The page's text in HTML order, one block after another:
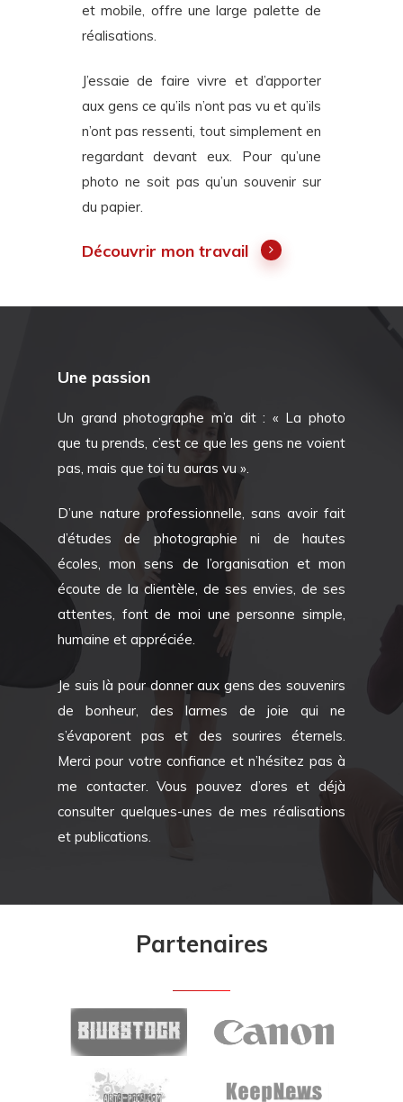
et mobile, offre une large palette de
réalisations.
J’essaie de faire vivre et d’apporter
aux gens ce qu’ils n’ont pas vu et qu’ils
n’ont pas ressenti, tout simplement en
regardant devant eux. Pour qu’une
photo ne soit pas qu’un souvenir sur
du papier.
Découvrir mon travail
Une passion
Un grand photographe m’a dit : « La photo
que tu prends, c’est ce que les gens ne voient
pas, mais que toi tu auras vu ».
D’une nature professionnelle, sans avoir fait
d’études de photographie ni de hautes
écoles, mon sens de l’organisation et mon
écoute de la clientèle, de ses envies, de ses
attentes, font de moi une personne simple,
humaine et appréciée.
Je suis là pour donner aux gens des souvenirs
de bonheur, des larmes de joie qui ne
s’évaporent pas et des sourires éternels.
Merci pour votre confiance et n’hésitez pas à
me contacter. Vous pouvez d’ores et déjà
consulter quelques-unes de mes réalisations
et publications.
Partenaires